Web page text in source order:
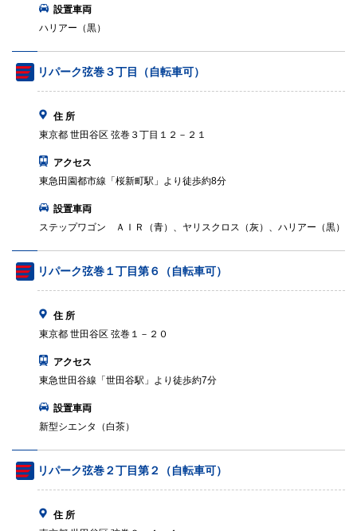
設置車両
ハリアー（黒）
リパーク弦巻３丁目（自転車可）
住 所
東京都 世田谷区 弦巻３丁目１２－２１
アクセス
東急田園都市線「桜新町駅」より徒歩約8分
設置車両
ステップワゴン ＡＩＲ（青）、ヤリスクロス（灰）、ハリアー（黒）
リパーク弦巻１丁目第６（自転車可）
住 所
東京都 世田谷区 弦巻１－２０
アクセス
東急世田谷線「世田谷駅」より徒歩約7分
設置車両
新型シエンタ（白茶）
リパーク弦巻２丁目第２（自転車可）
住 所